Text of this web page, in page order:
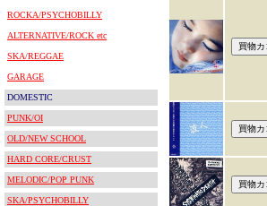
ROCKA/PSYCHOBILLY
ALTERNATIVE/ROCK etc
SKA/REGGAE
GARAGE
DOMESTIC
PUNK/OI
OLD/NEW SCHOOL
HARD CORE/CRUST
MELODIC/POP PUNK
SKA/PSYCHOBILLY